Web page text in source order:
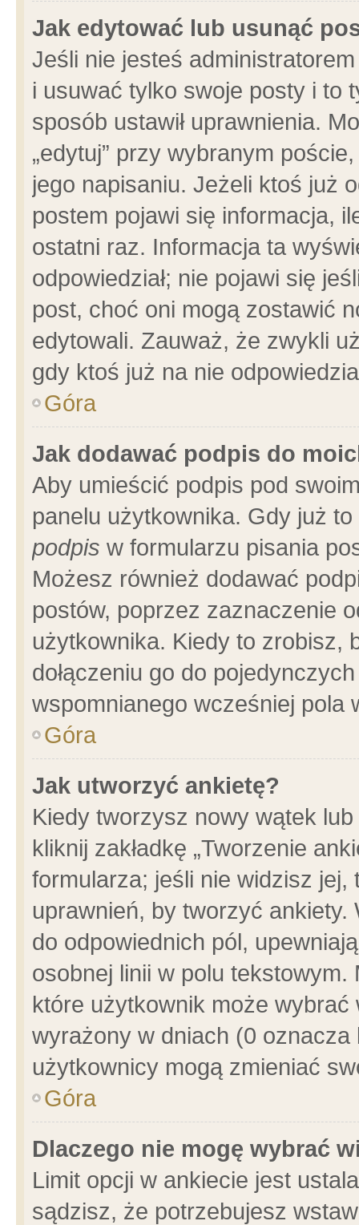
Jak edytować lub usunąć
Jeśli nie jesteś
i usuwać tylko swoje posty i to
sposób ustawił uprawnienia.
„edytuj” przy wybranym
jego napisaniu. Jeżeli ktoś już
postem pojawi się informacja,
ostatni raz. Informacja ta
odpowiedział; nie pojawi się
post, choć oni mogą zostawić
edytowali. Zauważ, że zwykli
gdy ktoś już na nie
Góra
Jak dodawać podpis do
Aby umieścić podpis pod
panelu użytkownika. Gdy już
podpis w formularzu pisania
Możesz również dodawać
postów, poprzez zaznaczenie
użytkownika. Kiedy to zrobisz,
dołączeniu go do
wspomnianego wcześniej pola
Góra
Jak utworzyć ankietę?
Kiedy tworzysz nowy wątek
kliknij zakładkę „Tworzenie
formularza; jeśli nie widzisz
uprawnień, by tworzyć ankiety.
do odpowiednich pól,
osobnej linii w polu
które użytkownik może
wyrażony w dniach (0
użytkownicy mogą zmieniać
Góra
Dlaczego nie mogę wybrać
Limit opcji w ankiecie jest
sądzisz, że potrzebujesz